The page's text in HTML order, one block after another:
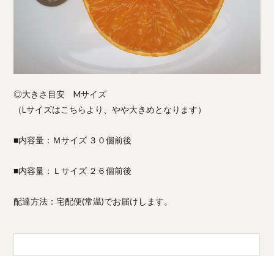
◎大きさ目安 Mサイズ
（Lサイズはこちらより、やや大きめとなります）
■内容量：Ｍサイズ ３０個前後
■内容量：Ｌサイズ ２６個前後
配達方法：宅配便(常温)でお届けします。